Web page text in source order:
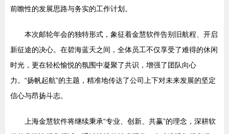
前瞻性的发展思路与务实的工作计划。
本次邮轮年会的独特形式，象征着金慧软件告别旧航程、开启
新征途的决心。在碧海蓝天之间，全体员工不仅享受了难得的休闲
时光，更在轻松愉悦的氛围中凝聚了共识，增强了团队向心
力。“扬帆起航”的主题，精准地传达了公司上下对未来发展的坚定
信心与昂扬斗志。
上海金慧软件将继续秉承“专业、创新、共赢”的理念，深耕软